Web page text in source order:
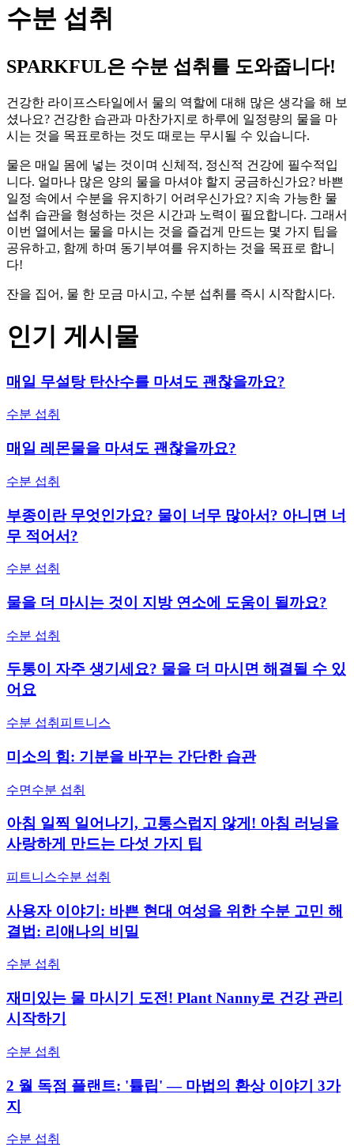
수분 섭취
SPARKFUL은 수분 섭취를 도와줍니다!
건강한 라이프스타일에서 물의 역할에 대해 많은 생각을 해 보
셨나요? 건강한 습관과 마찬가지로 하루에 일정량의 물을 마
시는 것을 목표로하는 것도 때로는 무시될 수 있습니다.
물은 매일 몸에 넣는 것이며 신체적, 정신적 건강에 필수적입
니다. 얼마나 많은 양의 물을 마셔야 할지 궁금하신가요? 바쁜
일정 속에서 수분을 유지하기 어려우신가요? 지속 가능한 물
섭취 습관을 형성하는 것은 시간과 노력이 필요합니다. 그래서
이번 열에서는 물을 마시는 것을 즐겁게 만드는 몇 가지 팁을
공유하고, 함께 하며 동기부여를 유지하는 것을 목표로 합니
다!
잔을 집어, 물 한 모금 마시고, 수분 섭취를 즉시 시작합시다.
인기 게시물
매일 무설탕 탄산수를 마셔도 괜찮을까요?
수분 섭취
매일 레몬물을 마셔도 괜찮을까요?
수분 섭취
부종이란 무엇인가요? 물이 너무 많아서? 아니면 너
무 적어서?
수분 섭취
물을 더 마시는 것이 지방 연소에 도움이 될까요?
수분 섭취
두통이 자주 생기세요? 물을 더 마시면 해결될 수 있
어요
수분 섭취 피트니스
미소의 힘: 기분을 바꾸는 간단한 습관
수면 수분 섭취
아침 일찍 일어나기, 고통스럽지 않게! 아침 러닝을
사랑하게 만드는 다섯 가지 팁
피트니스수분 섭취
사용자 이야기: 바쁜 현대 여성을 위한 수분 고민 해
결법: 리애나의 비밀
수분 섭취
재미있는 물 마시기 도전! Plant Nanny로 건강 관리
시작하기
수분 섭취
2 월 독점 플랜트: '튤립' — 마법의 환상 이야기 3가
지
수분 섭취